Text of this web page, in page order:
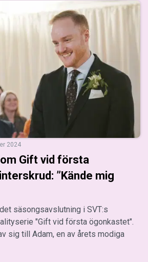
2024
Gift vid första
”Kände mig
säsongsavslutning i SVT:s
"Gift vid första ögonkastet".
sig till Adam, en av årets modiga